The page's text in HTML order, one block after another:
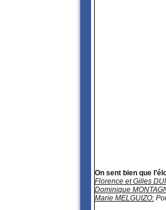
On sent bien que
Florence et Gilles
Dominique
Marie MELGUIZO: